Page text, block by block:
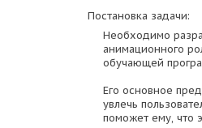
Постановка задачи:
Необходимо
анимационного
обучающей
Его основное
увлечь
поможет ему, что